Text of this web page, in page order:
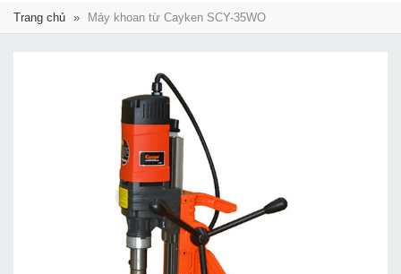
NAVIGATION
Trang chủ » Máy khoan từ Cayken SCY-35WO